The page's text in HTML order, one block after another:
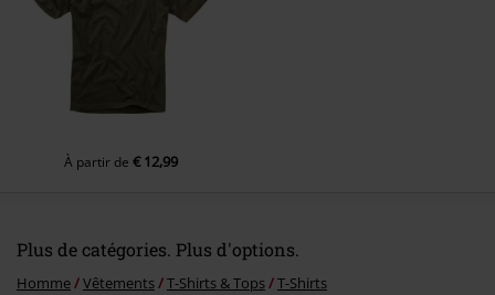
Envoyer le commentaire
À partir de € 12,99
Plus de catégories. Plus d'options.
Homme Vêtements T-Shirts & Tops T-Shirts